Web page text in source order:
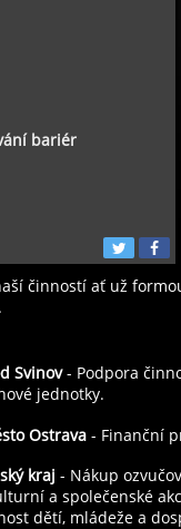
bariér
činností ať už
Svinov- Podpora
jednotky.
Ostrava - Finanční
kraj - Nákup
a společenské
dětí, mládeže a